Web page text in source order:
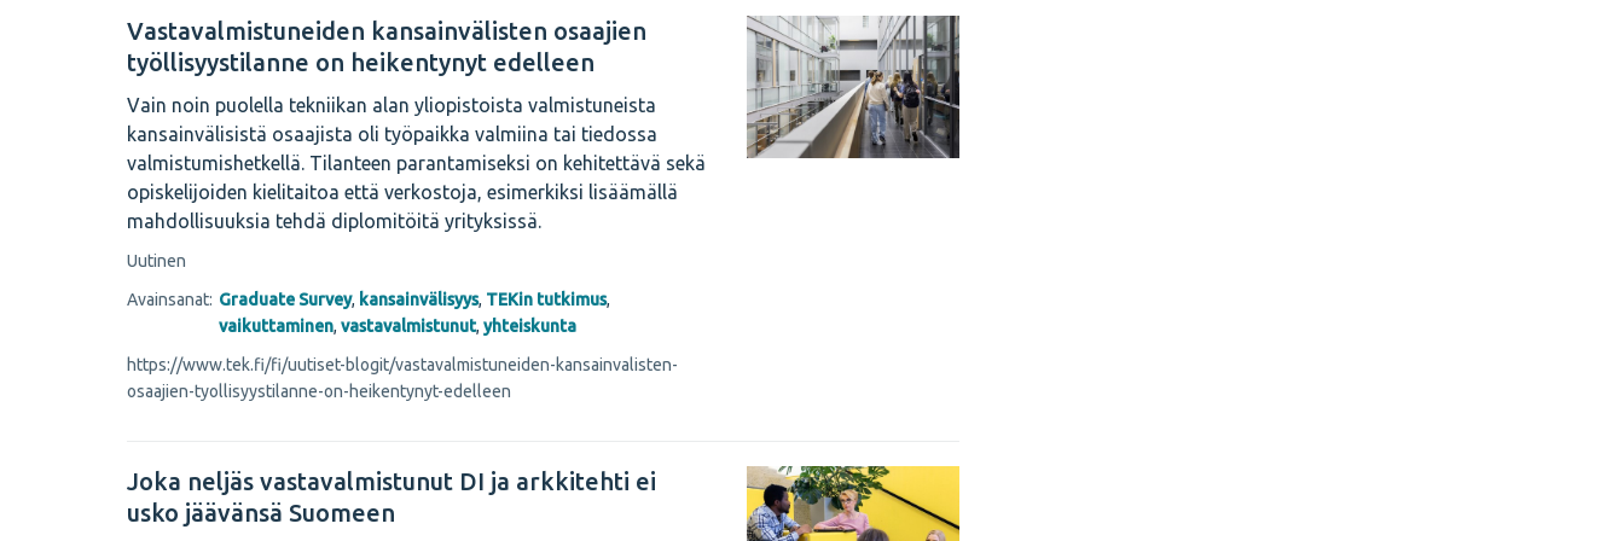
Vastavalmistuneiden kansainvälisten osaajien
työllisyystilanne on heikentynyt edelleen
Vain noin puolella tekniikan alan yliopistoista valmistuneista
kansainvälisistä osaajista oli työpaikka valmiina tai tiedossa
valmistumishetkellä. Tilanteen parantamiseksi on kehitettävä sekä
opiskelijoiden kielitaitoa että verkostoja, esimerkiksi lisäämällä
mahdollisuuksia tehdä diplomitöitä yrityksissä.
Uutinen
Avainsanat: Graduate Survey, kansainvälisyys, TEKin tutkimus,
vaikuttaminen, vastavalmistunut, yhteiskunta
https://www.tek.fi/fi/uutiset-blogit/vastavalmistuneiden-kansainvalisten-
osaajien-tyollisyystilanne-on-heikentynyt-edelleen
Joka neljäs vastavalmistunut DI ja arkkitehti ei
usko jäävänsä Suomeen